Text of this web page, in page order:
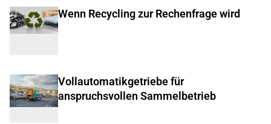
Wenn Recycling zur Rechenfrage wird
Vollautomatikgetriebe für
anspruchsvollen Sammelbetrieb